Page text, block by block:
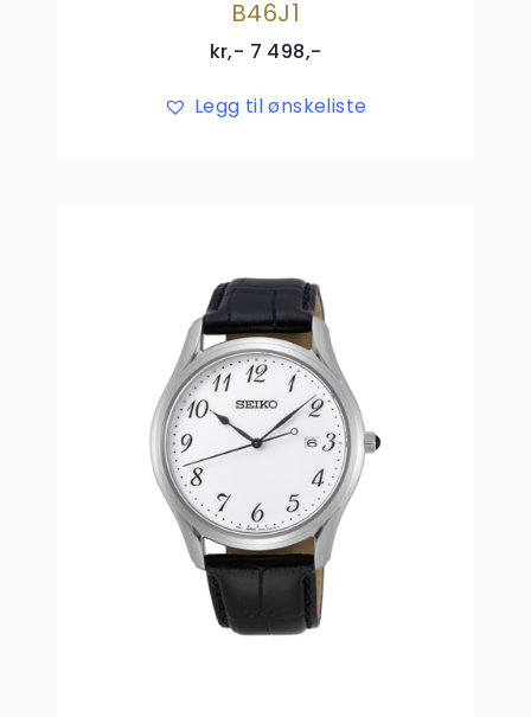
B46J1
kr,- 7 498,-
Legg til ønskeliste